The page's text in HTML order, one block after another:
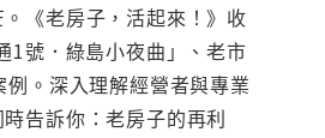
《老房子，活起來！》收
1號．綠島小夜曲」、老市
。深入理解經營者與專業
告訴你：老房子的再利